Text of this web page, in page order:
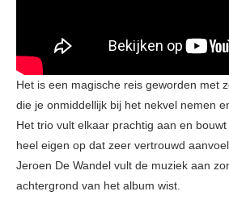
Het is een magische reis geworden met
die je onmiddellijk bij het nekvel nemen
Het trio vult elkaar prachtig aan en
heel eigen op dat zeer vertrouwd
Jeroen De Wandel vult de muziek aan
achtergrond van het album wist.